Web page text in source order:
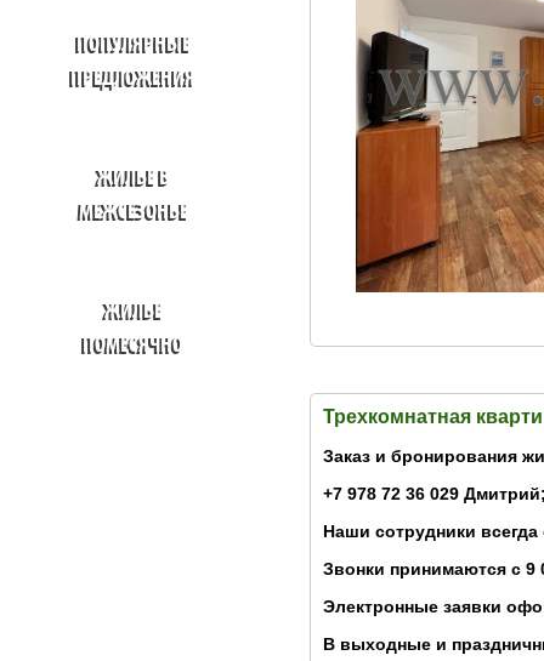
Трехкомнатная
Заказ и бронирования
+7 978 72 36 029
Наши сотрудники
Звонки принимаются с 9
Электронные заявки
В выходные и
ПОПУЛЯРНЫЕ
ПРЕДЛОЖЕНИЯ
ЖИЛЬЕ В
МЕЖСЕЗОНЬЕ
ЖИЛЬЕ
ПОМЕСЯЧНО